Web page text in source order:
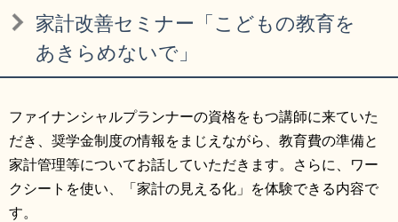
閉じる
家計改善セミナー「こどもの教育を
あきらめないで」
ファイナンシャルプランナーの資格をもつ講師に来ていた
だき、奨学金制度の情報をまじえながら、教育費の準備と
家計管理等についてお話していただきます。さらに、ワー
クシートを使い、「家計の見える化」を体験できる内容で
す。